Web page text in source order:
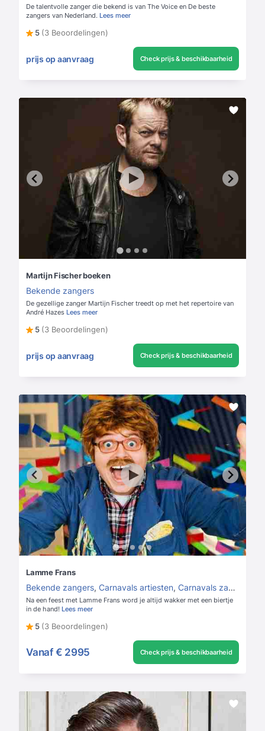
De talentvolle zanger die bekend is van The Voice en De beste
zangers van Nederland. Lees meer
5 (3 Beoordelingen)
prijs op aanvraag Check prijs & beschikbaarheid
Martijn Fischer boeken
Bekende zangers
De gezellige zanger Martijn Fischer treedt op met het repertoire van
André Hazes Lees meer
5 (3 Beoordelingen)
prijs op aanvraag Check prijs & beschikbaarheid
Lamme Frans
Bekende zangers, Carnavals artiesten, Carnavals zangers
Na een feest met Lamme Frans word je altijd wakker met een biertje
in de hand! Lees meer
5 (3 Beoordelingen)
Vanaf € 2995 Check prijs & beschikbaarheid